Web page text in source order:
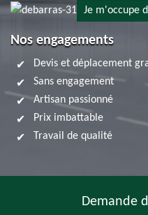
Je m'occupe
Nos engagements
Devis et déplacement
Sans engagement
Artisan passionné
Prix imbattable
Travail de qualité
Demande